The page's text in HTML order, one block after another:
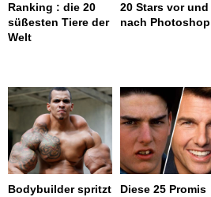
Ranking : die 20
süßesten Tiere der
Welt
20 Stars vor und
nach Photoshop
Bodybuilder spritzt
Diese 25 Promis